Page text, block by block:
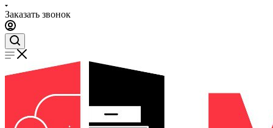
Заказать звонок